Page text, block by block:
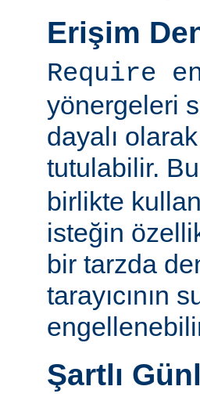
Erişim
Require
yönergeleri
dayalı
tutulabilir.
birlikte
isteğin
bir tarzda
tarayıcının
Şartlı